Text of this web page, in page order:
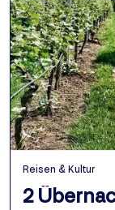
Reisen & Kultur
2